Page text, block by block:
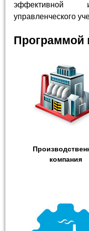
управленческого
Программой
компания